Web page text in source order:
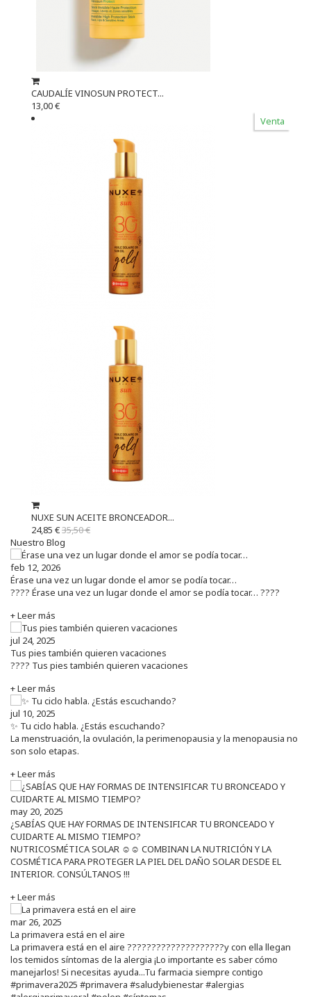
CAUDALÍE VINOSUN PROTECT...
13,00 €
Venta
NUXE SUN ACEITE BRONCEADOR...
24,85 €35,50 €
Nuestro Blog
feb 12, 2026
Érase una vez un lugar donde el amor se podía tocar…
???? Érase una vez un lugar donde el amor se podía tocar… ????
+ Leer más
jul 24, 2025
Tus pies también quieren vacaciones
???? Tus pies también quieren vacaciones
+ Leer más
jul 10, 2025
✨ Tu ciclo habla. ¿Estás escuchando?
La menstruación, la ovulación, la perimenopausia y la menopausia no
son solo etapas.
+ Leer más
may 20, 2025
¿SABÍAS QUE HAY FORMAS DE INTENSIFICAR TU BRONCEADO Y
CUIDARTE AL MISMO TIEMPO?
NUTRICOSMÉTICA SOLAR ☺️☺️ COMBINAN LA NUTRICIÓN Y LA
COSMÉTICA PARA PROTEGER LA PIEL DEL DAÑO SOLAR DESDE EL
INTERIOR. CONSÚLTANOS !!!
+ Leer más
mar 26, 2025
La primavera está en el aire
La primavera está en el aire ????????????????????y con ella llegan
los temidos síntomas de la alergia ¡Lo importante es saber cómo
manejarlos! Si necesitas ayuda...Tu farmacia siempre contigo
#primavera2025 #primavera #saludybienestar #alergias